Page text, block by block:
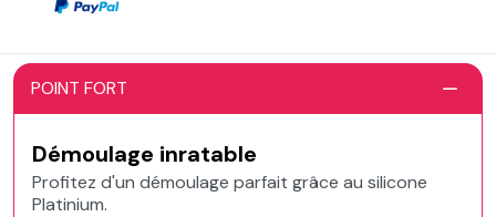
POINT FORT
Démoulage inratable
Profitez d'un démoulage parfait grâce au silicone
Platinium.